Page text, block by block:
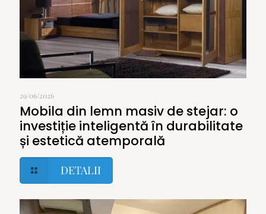
29/06/2026
Mobila din lemn masiv de stejar: o
investiție inteligentă în durabilitate
și estetică atemporală
DETALII